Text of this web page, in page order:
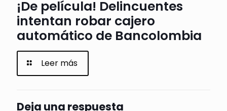
¡De película! Delincuentes
intentan robar cajero
automático de Bancolombia
Leer más
Deja una respuesta